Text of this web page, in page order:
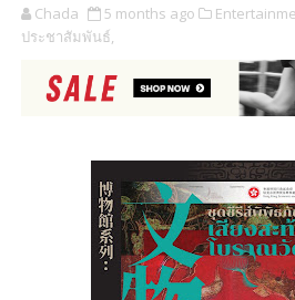
Chada 5 months ago
ประชาสัมพันธ์,